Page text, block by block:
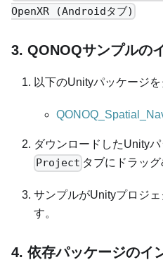
OpenXR (Androidタブ)
3. QONOQサンプルの
以下のUnityパッケージを
ダウンロードしたUnity
Project タブにドラッグ
サンプルがUnityプロジ
す。
4. 依存パッケージのイ